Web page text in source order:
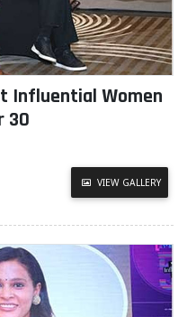
Influential Women
30
VIEW GALLERY